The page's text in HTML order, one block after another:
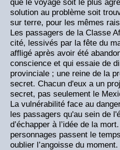
que le voyage soit le plus
solution au problème soit
sur terre, pour les mêmes
Les passagers de la Classe
cité, lessivés par la fête du
affligé après avoir été
conscience et qui essaie de
provinciale ; une reine de la
secret. Chacun d'eux a un
secret, pas seulement le
La vulnérabilité face au
les passagers qu'au sein de
d’échapper à l’idée de la
personnages passent le
oublier l’angoisse du moment.